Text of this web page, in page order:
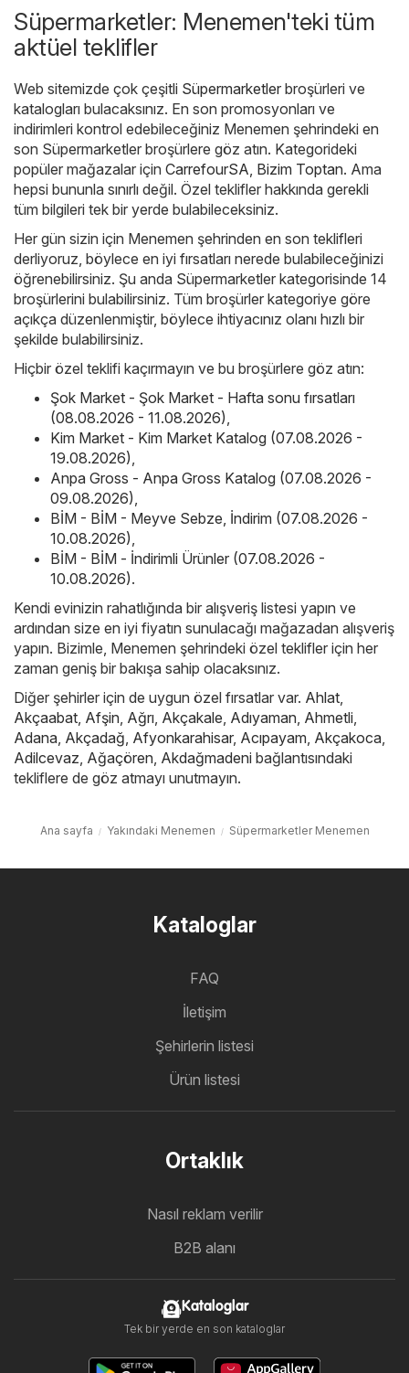
Süpermarketler: Menemen'teki tüm
aktüel teklifler
Web sitemizde çok çeşitli Süpermarketler broşürleri ve
katalogları bulacaksınız. En son promosyonları ve
indirimleri kontrol edebileceğiniz Menemen şehrindeki en
son Süpermarketler broşürlere göz atın. Kategorideki
popüler mağazalar için CarrefourSA, Bizim Toptan. Ama
hepsi bununla sınırlı değil. Özel teklifler hakkında gerekli
tüm bilgileri tek bir yerde bulabileceksiniz.
Her gün sizin için Menemen şehrinden en son teklifleri
derliyoruz, böylece en iyi fırsatları nerede bulabileceğinizi
öğrenebilirsiniz. Şu anda Süpermarketler kategorisinde 14
broşürlerini bulabilirsiniz. Tüm broşürler kategoriye göre
açıkça düzenlenmiştir, böylece ihtiyacınız olanı hızlı bir
şekilde bulabilirsiniz.
Hiçbir özel teklifi kaçırmayın ve bu broşürlere göz atın:
Şok Market - Şok Market - Hafta sonu fırsatları
(08.08.2026 - 11.08.2026),
Kim Market - Kim Market Katalog (07.08.2026 -
19.08.2026),
Anpa Gross - Anpa Gross Katalog (07.08.2026 -
09.08.2026),
BİM - BİM - Meyve Sebze, İndirim (07.08.2026 -
10.08.2026),
BİM - BİM - İndirimli Ürünler (07.08.2026 -
10.08.2026).
Kendi evinizin rahatlığında bir alışveriş listesi yapın ve
ardından size en iyi fiyatın sunulacağı mağazadan alışveriş
yapın. Bizimle, Menemen şehrindeki özel teklifler için her
zaman geniş bir bakışa sahip olacaksınız.
Diğer şehirler için de uygun özel fırsatlar var. Ahlat,
Akçaabat, Afşin, Ağrı, Akçakale, Adıyaman, Ahmetli,
Adana, Akçadağ, Afyonkarahisar, Acıpayam, Akçakoca,
Adilcevaz, Ağaçören, Akdağmadeni bağlantısındaki
tekliflere de göz atmayı unutmayın.
Ana sayfa Yakındaki Menemen Süpermarketler Menemen
Kataloglar
FAQ
İletişim
Şehirlerin listesi
Ürün listesi
Ortaklık
Nasıl reklam verilir
B2B alanı
Kataloglar
Tek bir yerde en son kataloglar